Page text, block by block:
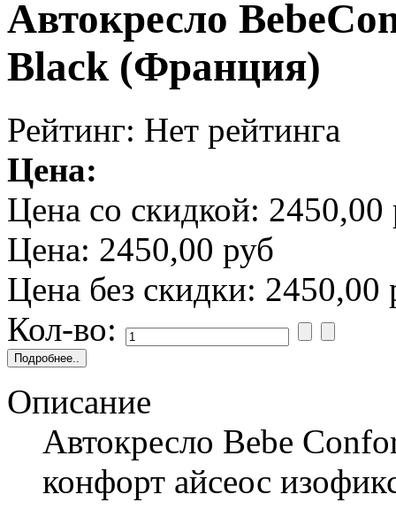
Автокресло
Black (Франция)
Рейтинг: Нет рейтинга
Цена:
Цена со скидкой: 2450,00
Цена: 2450,00 руб
Цена без скидки: 2450,00
Кол-во:
Описание
Автокресло Bebe
конфорт айсеос